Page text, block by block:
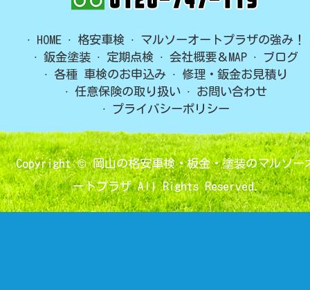
HOME 格安車検
マルソーオートプラザの強み！
鈑金塗装
定期点検 会社概要＆MAP
ブログ
各種 車検のお申込み
修理・鈑金お見積り
任意保険の取り扱い
お問い合わせ
プライバシーポリシー
Copyright ©岡山の格安車検・板金・塗装のマルソー
ートプラザAll Rights Reserved.